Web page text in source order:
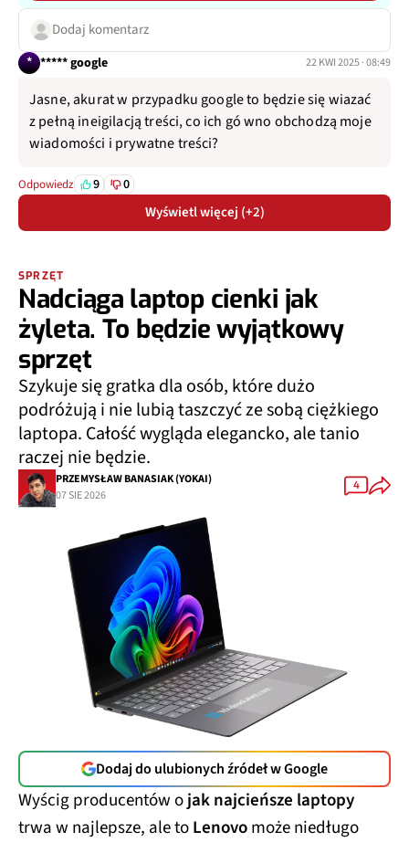
Dodaj komentarz
* ***** google 22 KWI 2025 · 08:49
Jasne, akurat w przypadku google to będzie się wiazać
z pełną ineigilacją treści, co ich gó wno obchodzą moje
wiadomości i prywatne treści?
Odpowiedz 9 0
Wyświetl więcej (+2)
SPRZĘT
Nadciąga laptop cienki jak
żyleta. To będzie wyjątkowy
sprzęt
Szykuje się gratka dla osób, które dużo
podróżują i nie lubią taszczyć ze sobą ciężkiego
laptopa. Całość wygląda elegancko, ale tanio
raczej nie będzie.
PRZEMYSŁAW BANASIAK (YOKAI)
07 SIE 2026
4
Dodaj do ulubionych źródeł w Google
Wyścig producentów ojak najcieńsze laptopy
trwa w najlepsze, ale toLenovomoże niedługo